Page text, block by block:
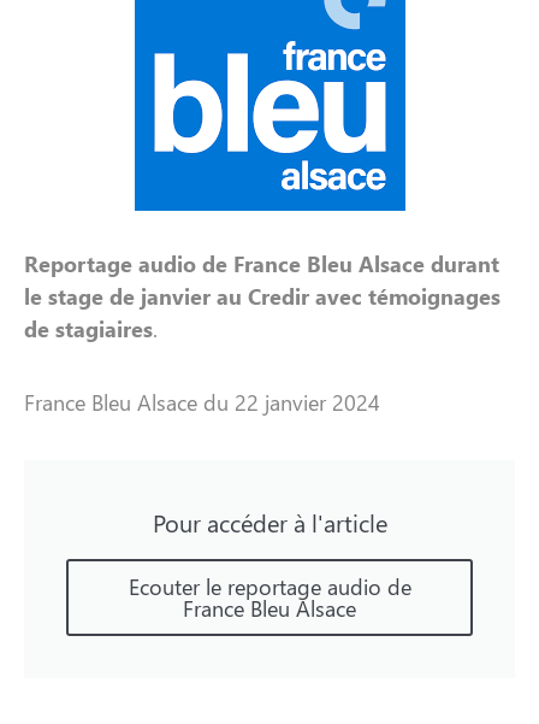
Reportage audio de France Bleu Alsace durant
le stage de janvier au Credir avec témoignages
de stagiaires.
France Bleu Alsace du 22 janvier 2024
Pour accéder à l'article
Ecouter le reportage audio de
France Bleu Alsace